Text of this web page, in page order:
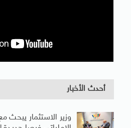
أحدث الأخبار
وزير الاستثمار يبحث مع